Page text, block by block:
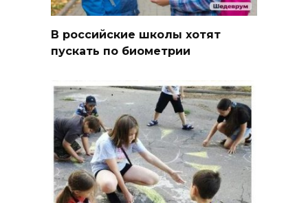
В российские школы хотят
пускать по биометрии